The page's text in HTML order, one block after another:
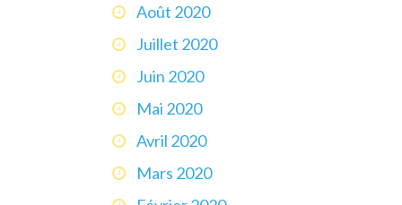
Août 2020
Juillet 2020
Juin 2020
Mai 2020
Avril 2020
Mars 2020